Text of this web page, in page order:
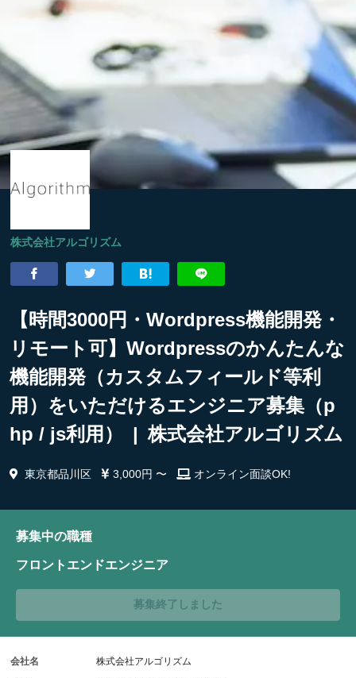
株式会社アルゴリズム
【時間3000円・Wordpress機能開発・
リモート可】Wordpressのかんたんな
機能開発（カスタムフィールド等利
用）をいただけるエンジニア募集（p
hp / js利用） | 株式会社アルゴリズム
東京都品川区 3,000円 〜 オンライン面談OK!
募集中の職種
フロントエンドエンジニア
募集終了しました
会社名 株式会社アルゴリズム